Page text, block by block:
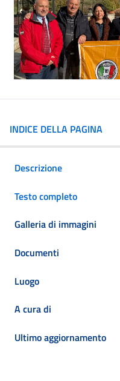
INDICE DELLA PAGINA
Descrizione
Testo completo
Galleria di immagini
Documenti
Luogo
A cura di
Ultimo aggiornamento